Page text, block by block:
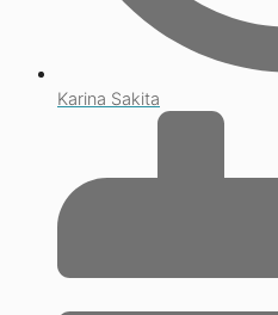
Karina Sakita